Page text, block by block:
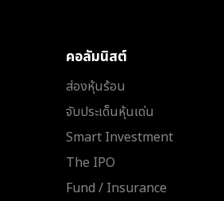
คอลัมนิสต์
ส่องหุ้นร้อน
จับประเด็นหุ้นเด่น
Smart Investment
The IPO
Fund / Insurance